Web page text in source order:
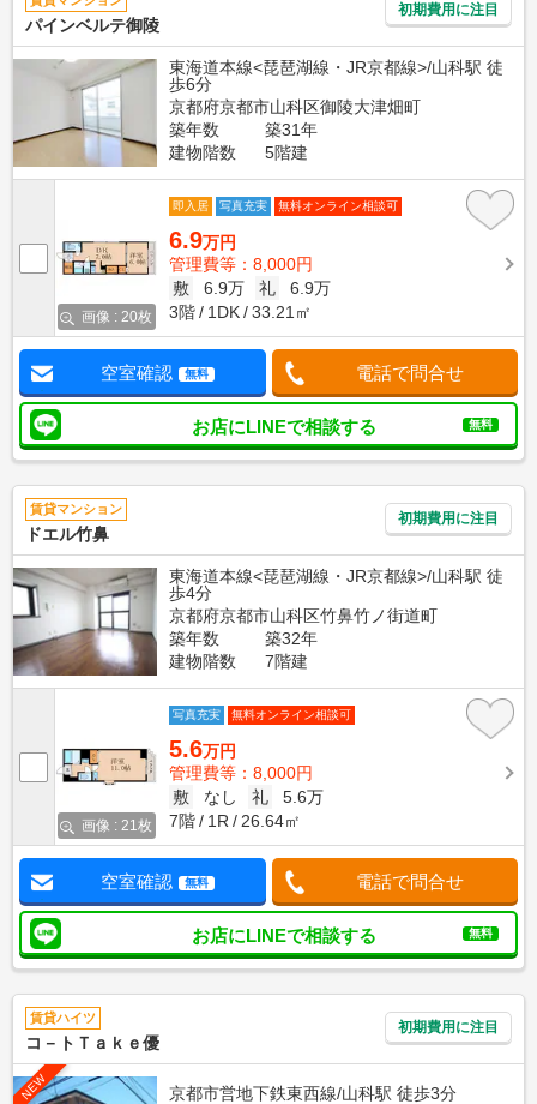
パインベルテ御陵
初期費用に注目
東海道本線<琵琶湖線・JR京都線>/山科駅 徒
歩6分
京都府京都市山科区御陵大津畑町
築年数
築31年
建物階数
5階建
画像 : 20枚
即入居 写真充実 無料オンライン相談可
6.9万円
管理費等：8,000円
敷
6.9万 礼
6.9万
3階
1DK 33.21㎡
空室確認 無料 電話で問合せ
お店にLINEで相談する 無料
賃貸マンション
ドエル竹鼻
初期費用に注目
東海道本線<琵琶湖線・JR京都線>/山科駅 徒
歩4分
京都府京都市山科区竹鼻竹ノ街道町
築年数
築32年
建物階数
7階建
画像 : 21枚
写真充実 無料オンライン相談可
5.6万円
管理費等：8,000円
敷
なし 礼
5.6万
7階
1R 26.64㎡
空室確認 無料 電話で問合せ
お店にLINEで相談する 無料
賃貸ハイツ
コ－トＴａｋｅ優
初期費用に注目
NEW
京都市営地下鉄東西線/山科駅 徒歩3分